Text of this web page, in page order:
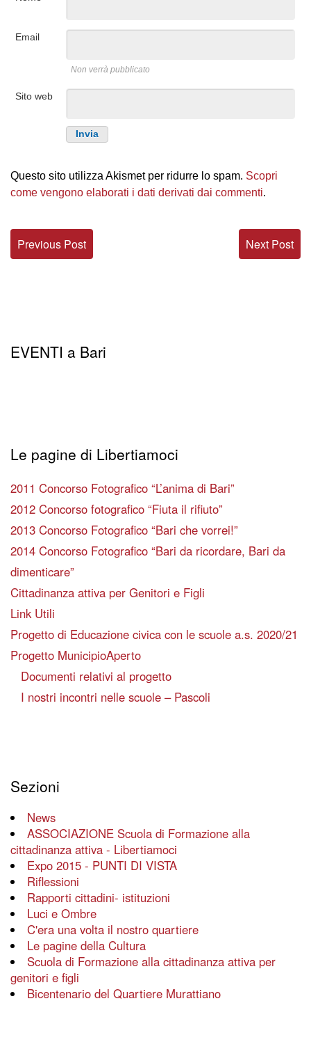
Email
Non verrà pubblicato
Sito web
Questo sito utilizza Akismet per ridurre lo spam. Scopri
come vengono elaborati i dati derivati dai commenti.
Next Post
Previous Post
EVENTI a Bari
Le pagine di Libertiamoci
2011 Concorso Fotografico “L’anima di Bari”
2012 Concorso fotografico “Fiuta il rifiuto”
2013 Concorso Fotografico “Bari che vorrei!”
2014 Concorso Fotografico “Bari da ricordare, Bari da
dimenticare”
Cittadinanza attiva per Genitori e Figli
Link Utili
Progetto di Educazione civica con le scuole a.s. 2020/21
Progetto MunicipioAperto
Documenti relativi al progetto
I nostri incontri nelle scuole – Pascoli
Sezioni
News
ASSOCIAZIONE Scuola di Formazione alla
cittadinanza attiva - Libertiamoci
Expo 2015 - PUNTI DI VISTA
Riflessioni
Rapporti cittadini- istituzioni
Luci e Ombre
C'era una volta il nostro quartiere
Le pagine della Cultura
Scuola di Formazione alla cittadinanza attiva per
genitori e figli
Bicentenario del Quartiere Murattiano